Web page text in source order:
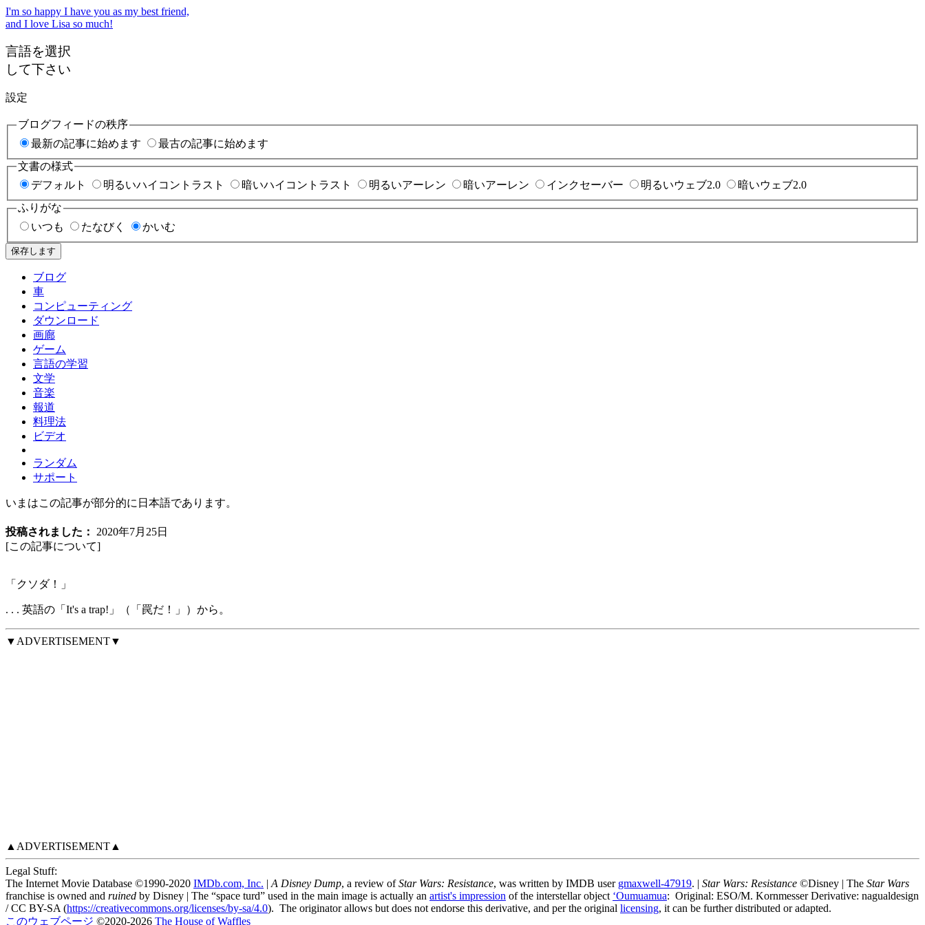
I'm so happy I have you as my best friend,
and I love Lisa so much!
言語を選択
して下さい
設定
ブログフィードの秩序
最新の記事に始めます
最古の記事に始めます
文書の様式
デフォルト
明るいハイコントラスト 暗いハイコントラスト 明るいアーレン 暗いアーレン インクセーバー 明るいウェブ2.0
暗いウェブ2.0
ふりがな
いつも
たなびく かいむ
保存します
ブログ
車
コンピューティング
ダウンロード
画廊
ゲーム
言語の学習
文学
音楽
報道
料理法
ビデオ
ランダム
サポート
いまはこの記事が部分的に日本語であります。
投稿されました：
2020年7月25日
[この記事について]
「クソダ！」
. . . 英語の「It's a trap!」（「罠だ！」）から。
▼ADVERTISEMENT▼
▲ADVERTISEMENT▲
Legal Stuff:
The Internet Movie Database ©1990-2020 IMDb.com, Inc. | A Disney Dump, a review ofStar Wars: Resistance, was written by IMDB user gmaxwell-47919. | Star Wars: Resistance ©Disney | The Star Wars
franchise is owned and ruined by Disney | The “space turd” used in the main image is actually an artist's impression of the interstellar object ʻOumuamua: Original: ESO/M. Kornmesser Derivative: nagualdesign
/ CC BY-SA (https://creativecommons.org/licenses/by-sa/4.0). The originator allows but does not endorse this derivative, and per the original licensing, it can be further distributed or adapted.
このウェブページ ©2020-2026 The House of Waffles